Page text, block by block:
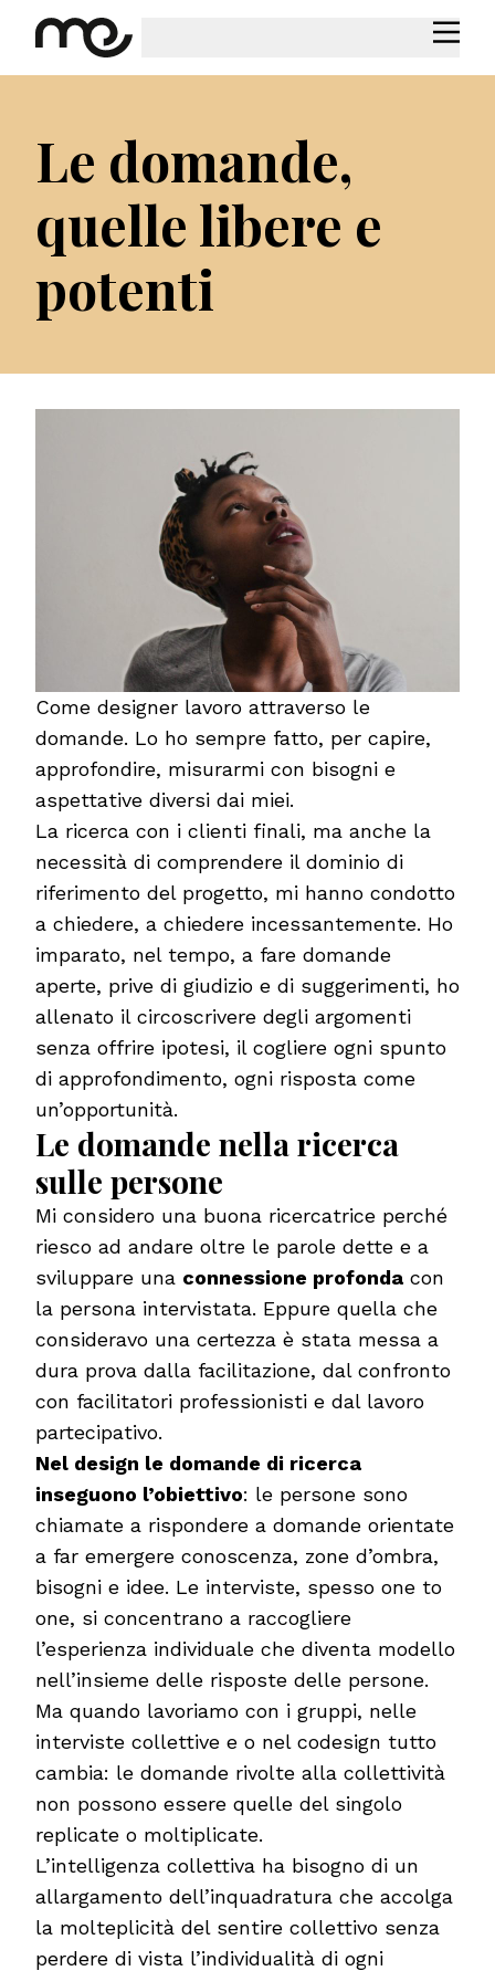
Le domande,
quelle libere e
potenti
Come designer lavoro attraverso le
domande. Lo ho sempre fatto, per capire,
approfondire, misurarmi con bisogni e
aspettative diversi dai miei.
La ricerca con i clienti finali, ma anche la
necessità di comprendere il dominio di
riferimento del progetto, mi hanno condotto
a chiedere, a chiedere incessantemente. Ho
imparato, nel tempo, a fare domande
aperte, prive di giudizio e di suggerimenti, ho
allenato il circoscrivere degli argomenti
senza offrire ipotesi, il cogliere ogni spunto
di approfondimento, ogni risposta come
un’opportunità.
Le domande nella ricerca
sulle persone
Mi considero una buona ricercatrice perché
riesco ad andare oltre le parole dette e a
sviluppare una connessione profonda con
la persona intervistata. Eppure quella che
consideravo una certezza è stata messa a
dura prova dalla facilitazione, dal confronto
con facilitatori professionisti e dal lavoro
partecipativo.
Nel design le domande di ricerca
inseguono l’obiettivo: le persone sono
chiamate a rispondere a domande orientate
a far emergere conoscenza, zone d’ombra,
bisogni e idee. Le interviste, spesso one to
one, si concentrano a raccogliere
l’esperienza individuale che diventa modello
nell’insieme delle risposte delle persone.
Ma quando lavoriamo con i gruppi, nelle
interviste collettive e o nel codesign tutto
cambia: le domande rivolte alla collettività
non possono essere quelle del singolo
replicate o moltiplicate.
L’intelligenza collettiva ha bisogno di un
allargamento dell’inquadratura che accolga
la molteplicità del sentire collettivo senza
perdere di vista l’individualità di ogni